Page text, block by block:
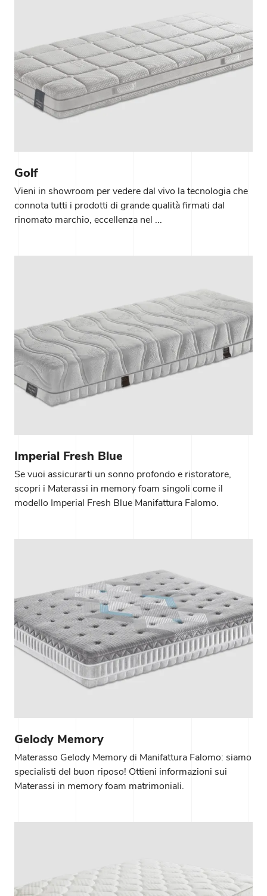
Golf
Vieni in showroom per vedere dal vivo la tecnologia che
connota tutti i prodotti di grande qualità firmati dal
rinomato marchio, eccellenza nel ...
Imperial Fresh Blue
Se vuoi assicurarti un sonno profondo e ristoratore,
scopri i Materassi in memory foam singoli come il
modello Imperial Fresh Blue Manifattura Falomo.
Gelody Memory
Materasso Gelody Memory di Manifattura Falomo: siamo
specialisti del buon riposo! Ottieni informazioni sui
Materassi in memory foam matrimoniali.